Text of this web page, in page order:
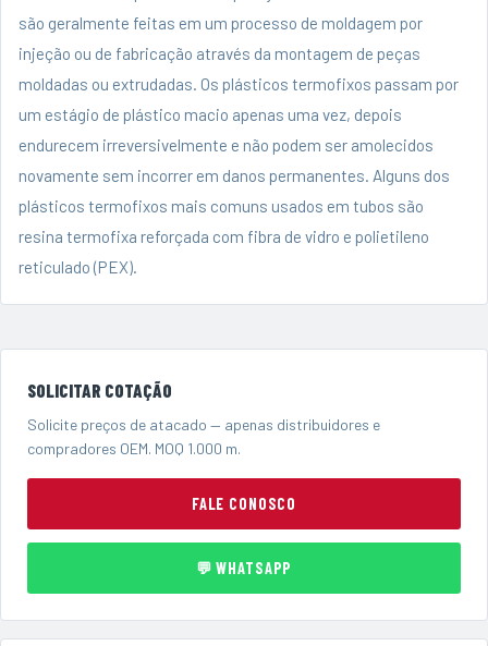
são geralmente feitas em um processo de moldagem por
injeção ou de fabricação através da montagem de peças
moldadas ou extrudadas. Os plásticos termofixos passam por
um estágio de plástico macio apenas uma vez, depois
endurecem irreversivelmente e não podem ser amolecidos
novamente sem incorrer em danos permanentes. Alguns dos
plásticos termofixos mais comuns usados ​​em tubos são
resina termofixa reforçada com fibra de vidro e polietileno
reticulado (PEX).
SOLICITAR COTAÇÃO
Solicite preços de atacado — apenas distribuidores e
compradores OEM. MOQ 1.000 m.
FALE CONOSCO
💬 WHATSAPP